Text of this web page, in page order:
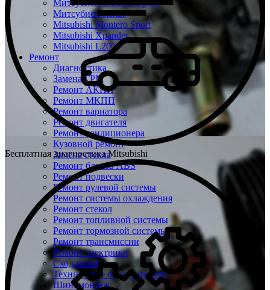
Митсубиси Эклипс Кросс
Митсубиси Кольт
Mitsubishi Montero Sport
Mitsubishi Xpander
Mitsubishi L200
Ремонт
Диагностика
Замена ГРМ
Ремонт АКПП
Ремонт МКПП
Ремонт вариатора
Ремонт двигателя
Ремонт кондиционера
Кузовной ремонт
Замена стекла
Ремонт блоков ABS
Ремонт подвески
Ремонт рулевой системы
Ремонт системы охлаждения
Ремонт стекол
Ремонт топливной системы
Ремонт тормозной системы
Ремонт трансмиссии
Ремонт электрики
Сход-развал
Техническое обслуживание
Шиномонтаж
Бесплатная диагностика Mitsubishi